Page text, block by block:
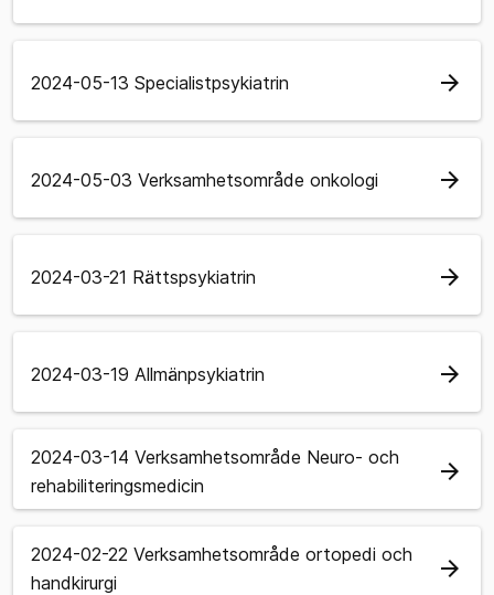
2024-05-13 Specialistpsykiatrin arrow_forward
2024-05-03 Verksamhetsområde onkologi arrow_forward
2024-03-21 Rättspsykiatrin arrow_forward
2024-03-19 Allmänpsykiatrin arrow_forward
2024-03-14 Verksamhetsområde Neuro- och
rehabiliteringsmedicin
arrow_forward
2024-02-22 Verksamhetsområde ortopedi och
handkirurgi
arrow_forward